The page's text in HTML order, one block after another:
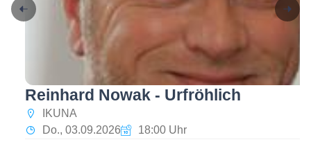
Reinhard Nowak - Urfröhlich
IKUNA
Do., 03.09.2026
18:00 Uhr